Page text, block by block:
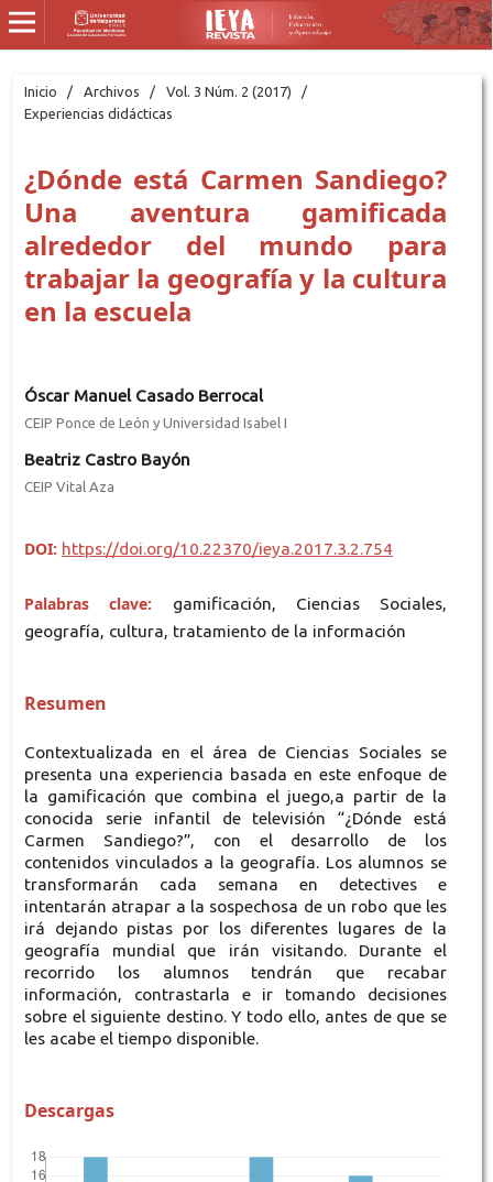
Inicio / Archivos / Vol. 3 Núm. 2 (2017)
/
Experiencias didácticas
¿Dónde está Carmen Sandiego?
Una aventura gamificada
alrededor del mundo para
trabajar la geografía y la cultura
en la escuela
Óscar Manuel Casado Berrocal
CEIP Ponce de León y Universidad Isabel I
Beatriz Castro Bayón
CEIP Vital Aza
DOI: https://doi.org/10.22370/ieya.2017.3.2.754
Palabras clave:
gamificación, Ciencias Sociales,
geografía, cultura, tratamiento de la información
Resumen
Contextualizada en el área de Ciencias Sociales se
presenta una experiencia basada en este enfoque de
la gamificación que combina el juego,a partir de la
conocida serie infantil de televisión “¿Dónde está
Carmen Sandiego?”, con el desarrollo de los
contenidos vinculados a la geografía. Los alumnos se
transformarán cada semana en detectives e
intentarán atrapar a la sospechosa de un robo que les
irá dejando pistas por los diferentes lugares de la
geografía mundial que irán visitando. Durante el
recorrido los alumnos tendrán que recabar
información, contrastarla e ir tomando decisiones
sobre el siguiente destino. Y todo ello, antes de que se
les acabe el tiempo disponible.
Descargas